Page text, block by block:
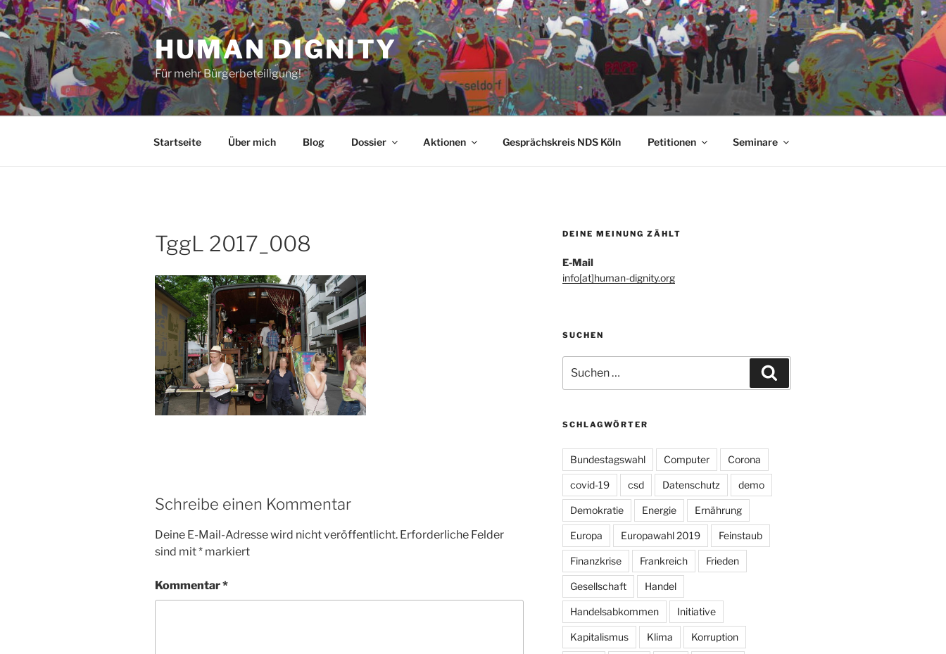
Zum
Inhalt
springen
HUMAN DIGNITY
Für mehr Bürgerbeteiligung!
Startseite Über mich Blog Dossier Aktionen Gesprächskreis NDS Köln Petitionen Seminare
TggL 2017_008
Schreibe einen Kommentar
Deine E-Mail-Adresse wird nicht veröffentlicht. Erforderliche Felder
sind mit* markiert
Kommentar*
DEINE MEINUNG ZÄHLT
E-Mail
info[at]human-dignity.org
SUCHEN
nach:
SCHLAGWÖRTER
Bundestagswahl Computer Corona
covid-19 csd Datenschutz demo
Demokratie Energie Ernährung
Europa Europawahl 2019 Feinstaub
Finanzkrise Frankreich Frieden
Gesellschaft Handel
Handelsabkommen Initiative
Kapitalismus Klima Korruption